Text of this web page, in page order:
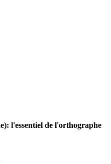
l'essentiel de l'orthographe